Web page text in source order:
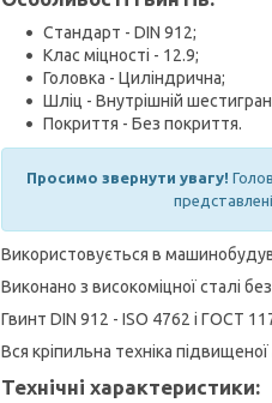
Стандарт - DIN 912;
Клас міцності - 12.9;
Головка - Циліндрична;
Шліц - Внутрішній
Покриття - Без покриття.
Просимо звернути увагу!
Використовується в
Виконано з високоміцної сталі
Гвинт DIN 912 - ISO 4762 і ГОСТ
Вся кріпильна техніка
Технічні характеристики: